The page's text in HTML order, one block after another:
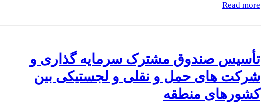
Read more
تأسیس صندوق مشترک سرمایه گذاری و
شرکت های حمل و نقلی و لجستیکی بین
کشورهای منطقه